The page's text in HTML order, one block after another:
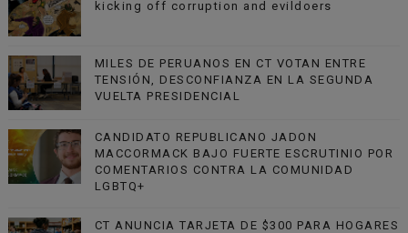
kicking off corruption and evildoers
MILES DE PERUANOS EN CT VOTAN ENTRE
TENSIÓN, DESCONFIANZA EN LA SEGUNDA
VUELTA PRESIDENCIAL
CANDIDATO REPUBLICANO JADON
MACCORMACK BAJO FUERTE ESCRUTINIO POR
COMENTARIOS CONTRA LA COMUNIDAD
LGBTQ+
CT ANUNCIA TARJETA DE $300 PARA HOGARES